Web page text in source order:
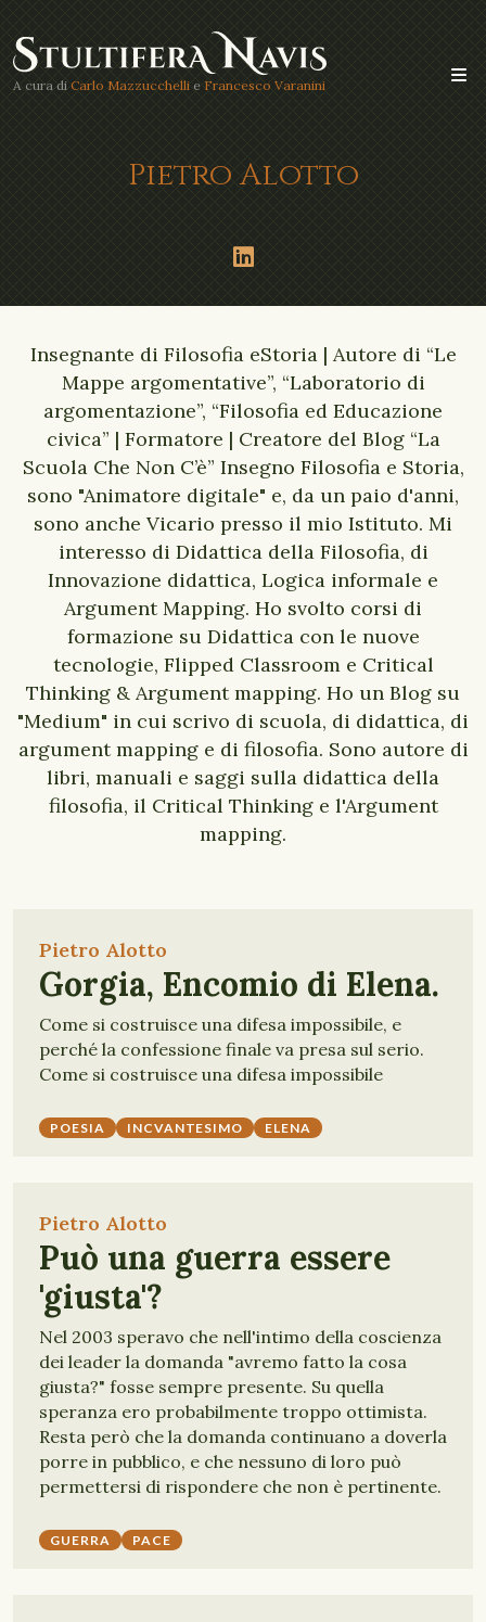
A cura di Carlo Mazzucchelli e Francesco Varanini
Pietro Alotto
Insegnante di Filosofia eStoria | Autore di “Le
Mappe argomentative”, “Laboratorio di
argomentazione”, “Filosofia ed Educazione
civica” | Formatore | Creatore del Blog “La
Scuola Che Non C’è” Insegno Filosofia e Storia,
sono "Animatore digitale" e, da un paio d'anni,
sono anche Vicario presso il mio Istituto. Mi
interesso di Didattica della Filosofia, di
Innovazione didattica, Logica informale e
Argument Mapping. Ho svolto corsi di
formazione su Didattica con le nuove
tecnologie, Flipped Classroom e Critical
Thinking & Argument mapping. Ho un Blog su
"Medium" in cui scrivo di scuola, di didattica, di
argument mapping e di filosofia. Sono autore di
libri, manuali e saggi sulla didattica della
filosofia, il Critical Thinking e l'Argument
mapping.
Pietro Alotto
Gorgia, Encomio di Elena.
Come si costruisce una difesa impossibile, e
perché la confessione finale va presa sul serio.
Come si costruisce una difesa impossibile
POESIA INCVANTESIMO ELENA
Pietro Alotto
Può una guerra essere
'giusta'?
Nel 2003 speravo che nell'intimo della coscienza
dei leader la domanda "avremo fatto la cosa
giusta?" fosse sempre presente. Su quella
speranza ero probabilmente troppo ottimista.
Resta però che la domanda continuano a doverla
porre in pubblico, e che nessuno di loro può
permettersi di rispondere che non è pertinente.
GUERRA PACE